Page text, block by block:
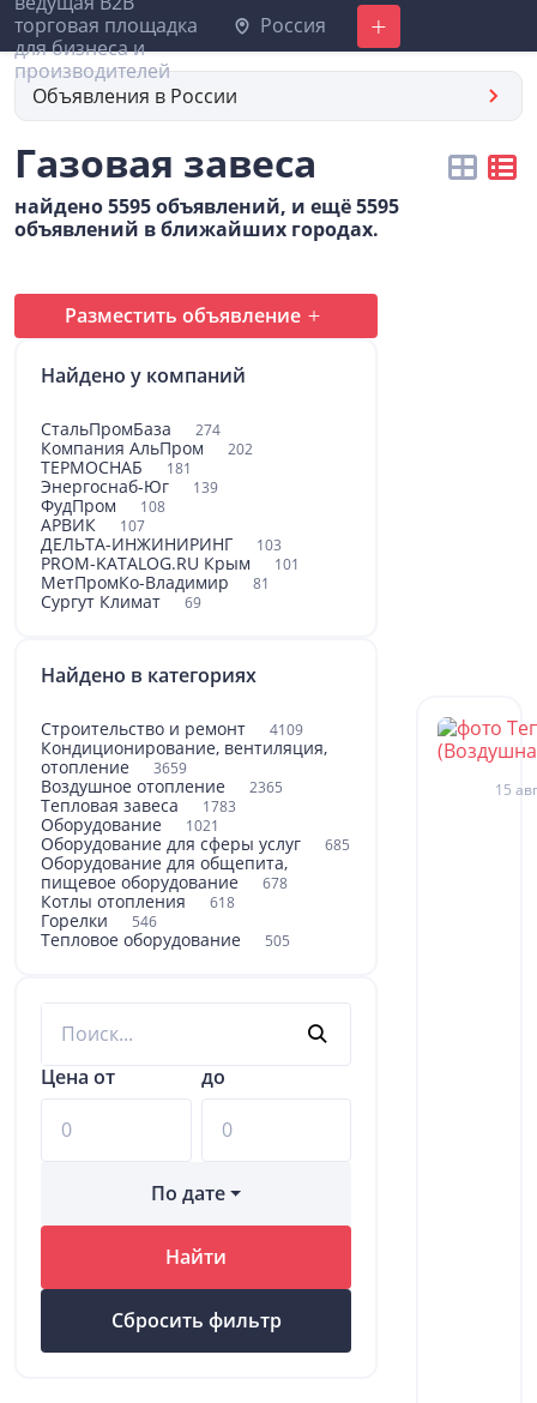
Россия Добавить
Объявления в России
Газовая завеса
найдено 5595 объявлений, и ещё 5595
объявлений в ближайших городах.
Разместить объявление
Найдено у компаний
СтальПромБаза 274
Компания АльПром 202
ТЕРМОСНАБ 181
Энергоснаб-Юг 139
ФудПром 108
АРВИК 107
ДЕЛЬТА-ИНЖИНИРИНГ 103
PROM-KATALOG.RU Крым 101
МетПромКо-Владимир 81
Сургут Климат 69
Найдено в категориях
Строительство и ремонт 4109
Кондиционирование, вентиляция,
отопление
3659
Воздушное отопление 2365
Тепловая завеса 1783
Оборудование 1021
Оборудование для сферы услуг 685
Оборудование для общепита,
пищевое оборудование
678
Котлы отопления 618
Горелки 546
Тепловое оборудование 505
Цена от до
По дате
Найти
Сбросить фильтр
15